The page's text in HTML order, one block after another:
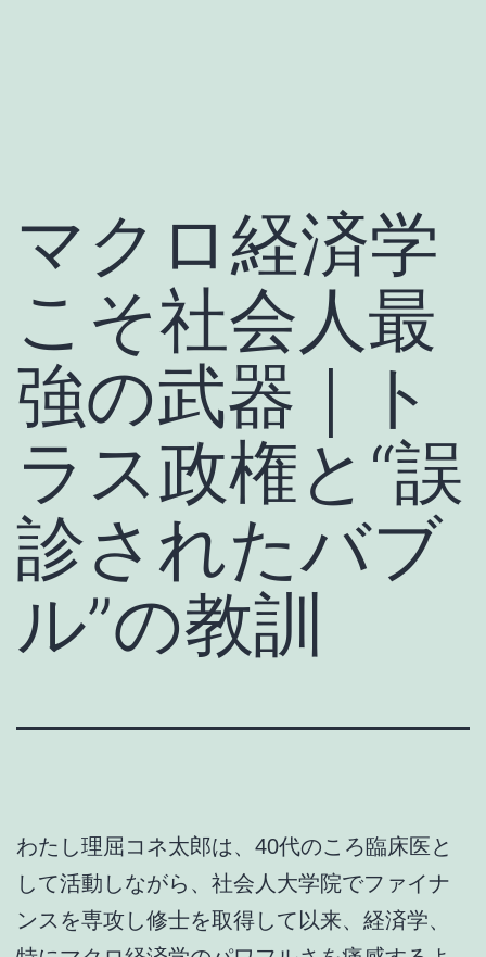
マクロ経済学
こそ社会人最
強の武器｜ト
ラス政権と“誤
診されたバブ
ル”の教訓
わたし理屈コネ太郎は、40代のころ臨床医と
して活動しながら、社会人大学院でファイナ
ンスを専攻し修士を取得して以来、経済学、